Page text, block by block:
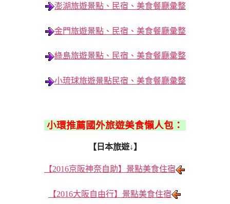
澎湖旅遊景點、民宿、美食餐廳彙整
金門旅遊景點、民宿、美食餐廳彙整
綠島旅遊景點、民宿、美食餐廳彙整
小琉球旅遊景點民宿、美食餐廳彙整
小環推薦國外旅遊美食懶人包：
【日本旅遊↓】
【2016京阪神奈自助】景點美食住宿
【2016大阪自由行】景點美食住宿